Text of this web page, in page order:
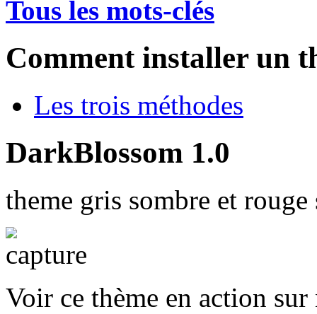
Tous les mots-clés
Comment installer un
Les trois méthodes
DarkBlossom 1.0
theme gris sombre et rouge
Voir ce thème en action